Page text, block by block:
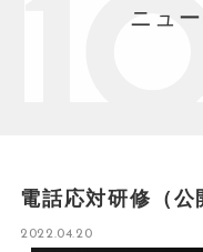
社会保険労務士業務ニュ
電話応対研修（公
2022.04.20